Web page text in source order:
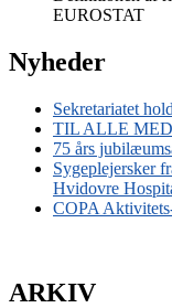
EUROSTAT
Nyheder
Sekretariatet
TIL ALLE
75 års
Sygeplejersker
Hvidovre
COPA
ARKIV